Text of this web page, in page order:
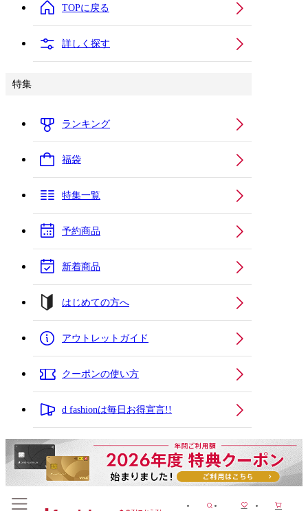
TOPに戻る
詳しく探す
特集
ランキング
福袋
特集一覧
予約商品
新着商品
はじめての方へ
アウトレットガイド
クーポンの使い方
d fashionは毎日お得宣言!!